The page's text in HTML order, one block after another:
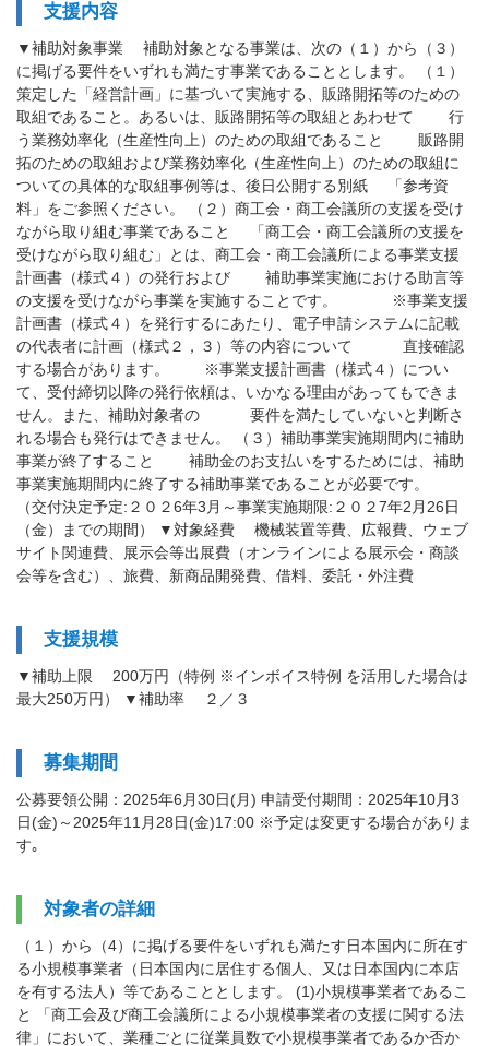
支援内容
▼補助対象事業 補助対象となる事業は、次の（１）から（３）
に掲げる要件をいずれも満たす事業であることとします。 （１）
策定した「経営計画」に基づいて実施する、販路開拓等のための
取組であること。あるいは、販路開拓等の取組とあわせて 行
う業務効率化（生産性向上）のための取組であること 販路開
拓のための取組および業務効率化（生産性向上）のための取組に
ついての具体的な取組事例等は、後日公開する別紙 「参考資
料」をご参照ください。 （２）商工会・商工会議所の支援を受け
ながら取り組む事業であること 「商工会・商工会議所の支援を
受けながら取り組む」とは、商工会・商工会議所による事業支援
計画書（様式４）の発行および 補助事業実施における助言等
の支援を受けながら事業を実施することです。 ※事業支援
計画書（様式４）を発行するにあたり、電子申請システムに記載
の代表者に計画（様式２，３）等の内容について 直接確認
する場合があります。 ※事業支援計画書（様式４）につい
て、受付締切以降の発行依頼は、いかなる理由があってもできま
せん。また、補助対象者の 要件を満たしていないと判断さ
れる場合も発行はできません。 （３）補助事業実施期間内に補助
事業が終了すること 補助金のお支払いをするためには、補助
事業実施期間内に終了する補助事業であることが必要です。
（交付決定予定:２０２6年3月～事業実施期限:２０２7年2月26日
（金）までの期間） ▼対象経費 機械装置等費、広報費、ウェブ
サイト関連費、展示会等出展費（オンラインによる展示会・商談
会等を含む）、旅費、新商品開発費、借料、委託・外注費
支援規模
▼補助上限 200万円（特例 ※インボイス特例 を活用した場合は
最大250万円） ▼補助率 ２／３
募集期間
公募要領公開：2025年6月30日(月) 申請受付期間：2025年10月3
日(金)～2025年11月28日(金)17:00 ※予定は変更する場合がありま
す｡
対象者の詳細
（１）から（4）に掲げる要件をいずれも満たす日本国内に所在す
る小規模事業者（日本国内に居住する個人、又は日本国内に本店
を有する法人）等であることとします。 (1)小規模事業者であるこ
と 「商工会及び商工会議所による小規模事業者の支援に関する法
律」において、業種ごとに従業員数で小規模事業者であるか否か